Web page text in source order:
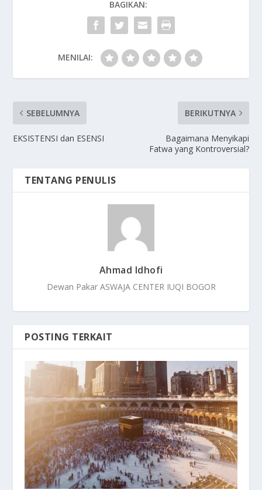
BAGIKAN:
MENILAI:
SEBELUMNYA
EKSISTENSI dan ESENSI
BERIKUTNYA
Bagaimana Menyikapi
Fatwa yang Kontroversial?
TENTANG PENULIS
Ahmad Idhofi
Dewan Pakar ASWAJA CENTER IUQI BOGOR
POSTING TERKAIT